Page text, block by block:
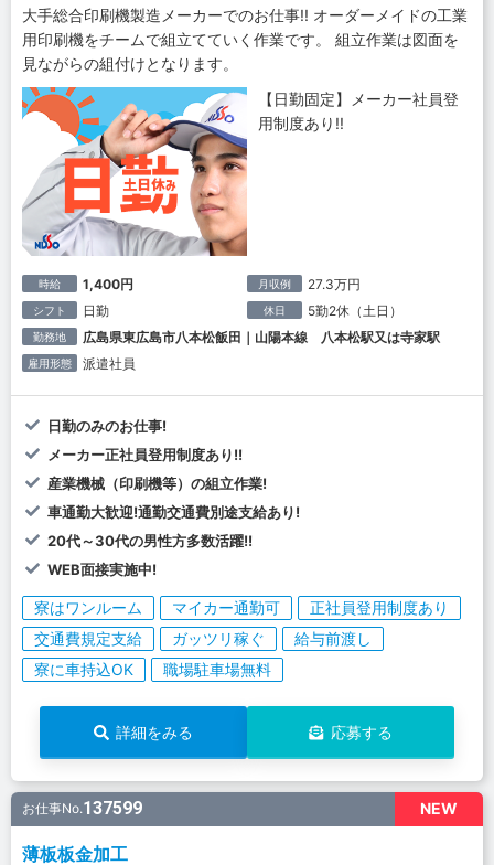
大手総合印刷機製造メーカーでのお仕事!! オーダーメイドの工業
用印刷機をチームで組立てていく作業です。 組立作業は図面を
見ながらの組付けとなります。
【日勤固定】メーカー社員登
用制度あり!!
時給 1,400円 月収例 27.3万円
シフト 日勤 休日 5勤2休（土日）
勤務地 広島県東広島市八本松飯田｜山陽本線 八本松駅又は寺家駅
雇用形態 派遣社員
日勤のみのお仕事!
メーカー正社員登用制度あり!!
産業機械（印刷機等）の組立作業!
車通勤大歓迎!通勤交通費別途支給あり!
20代～30代の男性方多数活躍!!
WEB面接実施中!
寮はワンルーム マイカー通勤可
正社員登用制度あり
交通費規定支給
ガッツリ稼ぐ
給与前渡し
寮に車持込OK
職場駐車場無料
詳細をみる 応募する
NEW
お仕事No.137599
薄板板金加工